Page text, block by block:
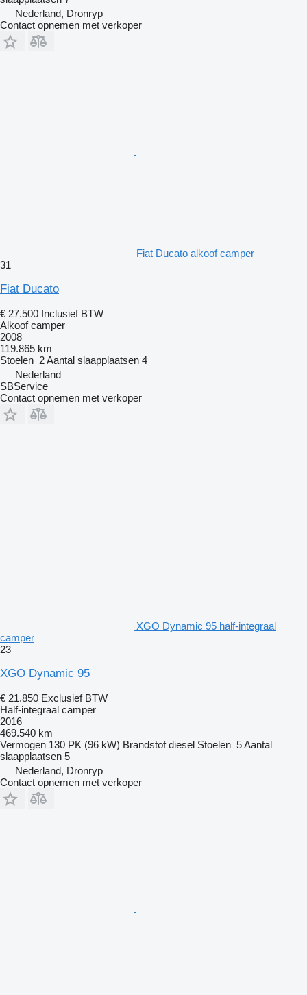
Nederland, Dronryp
Contact opnemen met verkoper
Fiat Ducato alkoof camper
31
Fiat Ducato
€ 27.500 Inclusief BTW
Alkoof camper
2008
119.865 km
Stoelen 2Aantal slaapplaatsen 4
Nederland
SBService
Contact opnemen met verkoper
XGO Dynamic 95 half-integraal
camper
23
XGO Dynamic 95
€ 21.850 Exclusief BTW
Half-integraal camper
2016
469.540 km
Vermogen 130 PK (96 kW) Brandstof diesel Stoelen 5Aantal
slaapplaatsen 5
Nederland, Dronryp
Contact opnemen met verkoper